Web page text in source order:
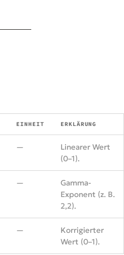
EINHEIT ERKLÄRUNG
—
Linearer Wert
(0–1).
—
Gamma-
Exponent (z. B.
2,2).
—
Korrigierter
Wert (0–1).